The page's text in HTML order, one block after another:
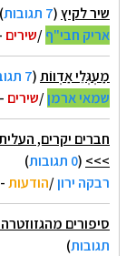
שיר לקיץ(7 תגובות
)
אריק חבי"ף/שירים 15:18
מַעְגְּלֵי אַדְווֹת(7 תגובות
שמאי ארמן/שירים -06/08/2026 13:27
חברים יקרים,
>>>
(0 תגובות
)
רבקה ירון/הודעות-06/08/2026 12:20
סיפורים מהגזוזטרה / ס.2 / 7 / 8 / 9 [סוף] /
תגובות)